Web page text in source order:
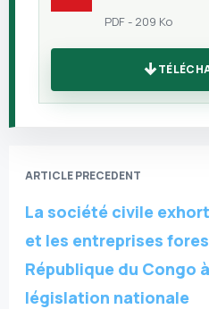
PDF - 209 Ko
ARTICLE PRECEDENT
La société civile
et les entreprises
République du Congo
législation nationale